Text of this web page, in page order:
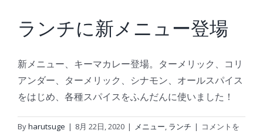
は
ランチに新メニュー登場
新メニュー、キーマカレー登場。ターメリック、コリ
アンダー、ターメリック、シナモン、オールスパイス
をはじめ、各種スパイスをふんだんに使いました！
Byharutsuge | 8月 22日, 2020 | メニュー, ランチ | ラ
コメントを